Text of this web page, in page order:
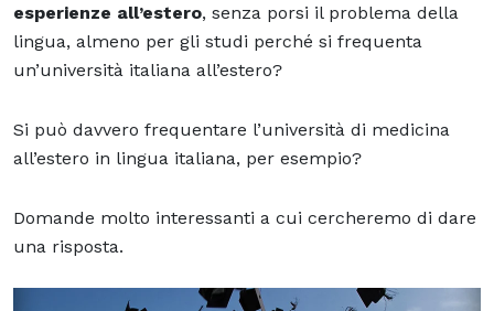
esperienze all’estero, senza porsi il problema della
lingua, almeno per gli studi perché si frequenta
un’università italiana all’estero?
Si può davvero frequentare l’università di medicina
all’estero in lingua italiana, per esempio?
Domande molto interessanti a cui cercheremo di dare
una risposta.